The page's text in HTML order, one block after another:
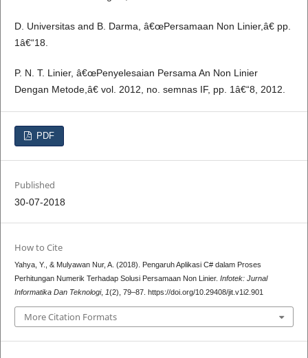
D. Universitas and B. Darma, â€œPersamaan Non Linier,â€ pp.
1â€“18.
P. N. T. Linier, â€œPenyelesaian Persama An Non Linier
Dengan Metode,â€ vol. 2012, no. semnas IF, pp. 1â€“8, 2012.
PDF
Published
30-07-2018
How to Cite
Yahya, Y., & Mulyawan Nur, A. (2018). Pengaruh Aplikasi C# dalam Proses
Perhitungan Numerik Terhadap Solusi Persamaan Non Linier. Infotek: Jurnal
Informatika Dan Teknologi, 1(2), 79–87. https://doi.org/10.29408/jit.v1i2.901
More Citation Formats